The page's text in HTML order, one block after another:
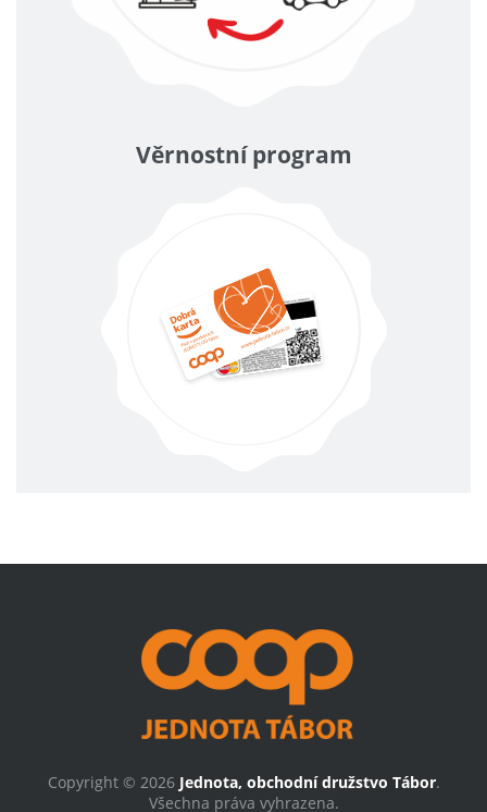
Věrnostní program
Copyright © 2026 Jednota, obchodní družstvo Tábor.
Všechna práva vyhrazena.